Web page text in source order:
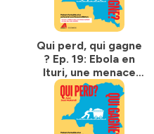
Qui perd, qui gagne
? Ep. 19: Ebola en
Ituri, une menace
sanitaire au cœur
des zones minières